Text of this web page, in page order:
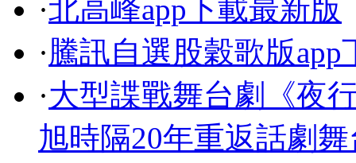
·北高峰app下載最新版
·騰訊自選股穀歌版app
·大型諜戰舞台劇《夜
旭時隔20年重返話劇